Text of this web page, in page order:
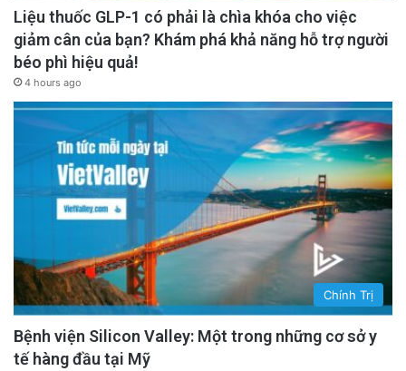
Liệu thuốc GLP-1 có phải là chìa khóa cho việc
giảm cân của bạn? Khám phá khả năng hỗ trợ người
béo phì hiệu quả!
4 hours ago
Chính Trị
Bệnh viện Silicon Valley: Một trong những cơ sở y
tế hàng đầu tại Mỹ